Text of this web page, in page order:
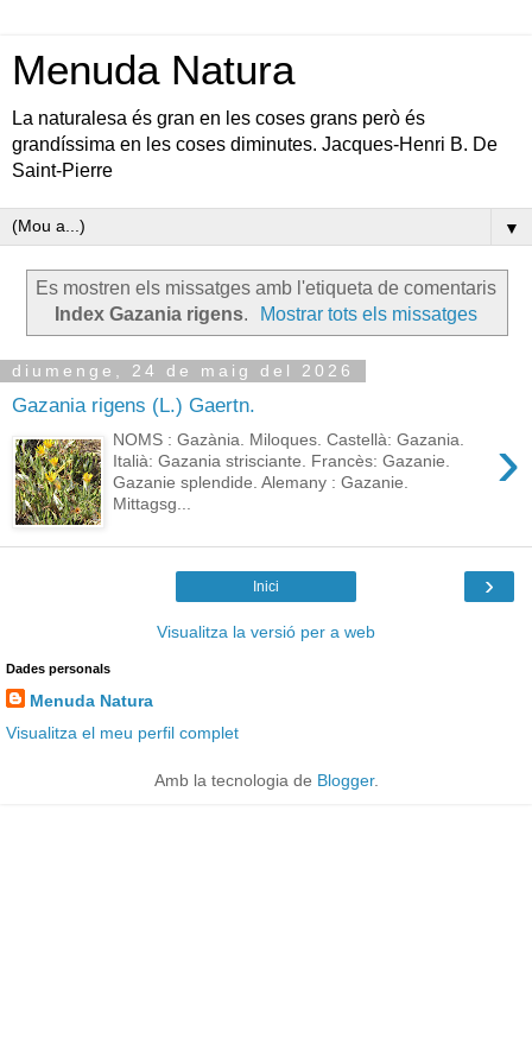
Menuda Natura
La naturalesa és gran en les coses grans però és
grandíssima en les coses diminutes. Jacques-Henri B. De
Saint-Pierre
▼
Es mostren els missatges amb l'etiqueta de comentaris
Index Gazania rigens. Mostrar tots els missatges
diumenge, 24 de maig del 2026
Gazania rigens (L.) Gaertn.
›
NOMS : Gazània. Miloques. Castellà: Gazania.
Italià: Gazania strisciante. Francès: Gazanie.
Gazanie splendide. Alemany : Gazanie.
Mittagsg...
›
Inici
Visualitza la versió per a web
Dades personals
Menuda Natura
Visualitza el meu perfil complet
Amb la tecnologia de Blogger.